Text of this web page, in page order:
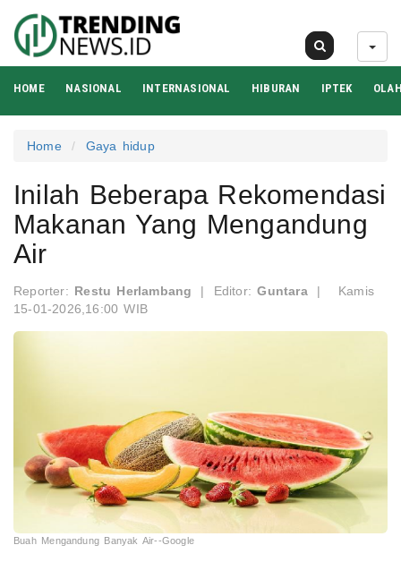
HOME NASIONAL INTERNASIONAL HIBURAN IPTEK
Home Gaya hidup
Inilah Beberapa Rekomendasi
Makanan Yang Mengandung
Air
Reporter: Restu Herlambang | Editor:Guntara |
Kamis
15-01-2026,16:00 WIB
Buah Mengandung Banyak Air--Google